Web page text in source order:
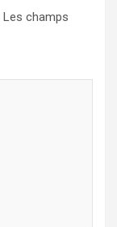
Les champs